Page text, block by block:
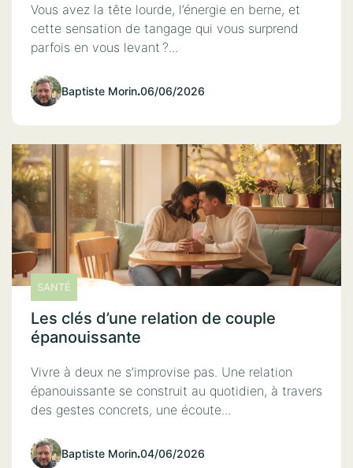
Vous avez la tête lourde, l’énergie en berne, et
cette sensation de tangage qui vous surprend
parfois en vous levant ?...
Baptiste Morin.06/06/2026
SANTÉ
Les clés d’une relation de couple
épanouissante
Vivre à deux ne s’improvise pas. Une relation
épanouissante se construit au quotidien, à travers
des gestes concrets, une écoute...
Baptiste Morin.04/06/2026